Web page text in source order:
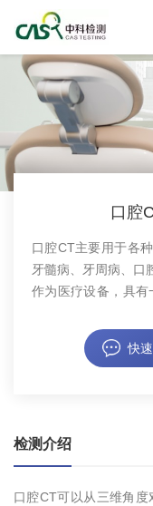
口腔
口腔CT主要用于各
牙髓病、牙周病、口
作为医疗设备，具有
快
检测介绍
口腔CT可以从三维角